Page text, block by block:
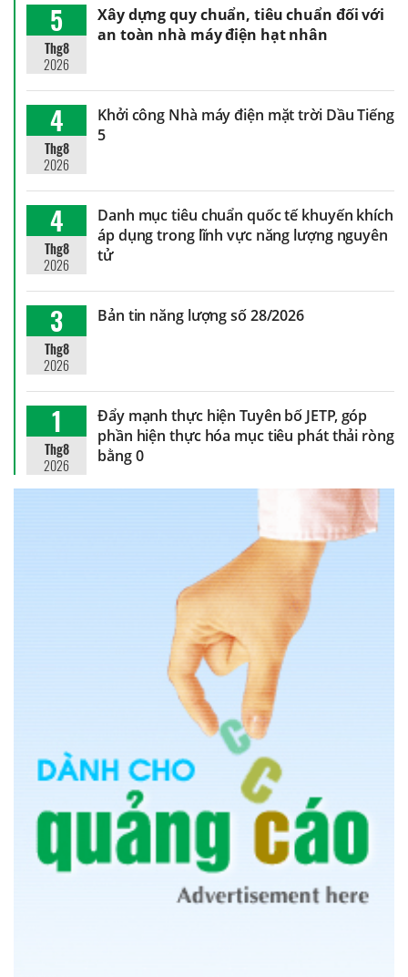
5
Thg8
2026
Xây dựng quy chuẩn, tiêu chuẩn đối với
an toàn nhà máy điện hạt nhân
4
Thg8
2026
Khởi công Nhà máy điện mặt trời Dầu Tiếng
5
4
Thg8
2026
Danh mục tiêu chuẩn quốc tế khuyến khích
áp dụng trong lĩnh vực năng lượng nguyên
tử
3
Thg8
2026
Bản tin năng lượng số 28/2026
1
Thg8
2026
Đẩy mạnh thực hiện Tuyên bố JETP, góp
phần hiện thực hóa mục tiêu phát thải ròng
bằng 0